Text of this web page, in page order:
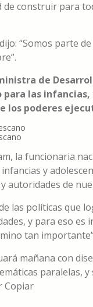
de construir para
“Somos parte
de
para las
los poderes
la funcionaria
y
autoridades de
las políticas que
y para eso
tan
mañana con
paralelas,
Copiar